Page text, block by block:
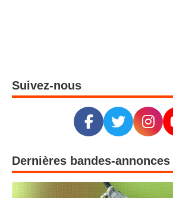
Suivez-nous
Dernières bandes-annonces